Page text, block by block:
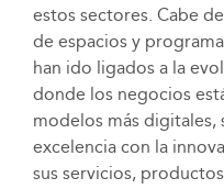
estos sectores. Cabe
de espacios y
han ido ligados a la
donde los negocios
modelos más digitales,
excelencia con la
sus servicios,